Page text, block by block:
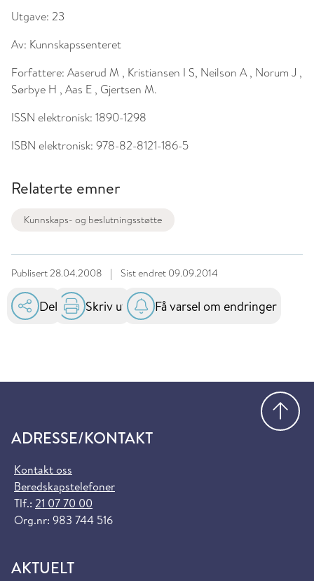
Utgave: 23
Av: Kunnskapssenteret
Forfattere: Aaserud M , Kristiansen I S, Neilson A , Norum J ,
Sørbye H , Aas E , Gjertsen M.
ISSN elektronisk: 1890-1298
ISBN elektronisk: 978-82-8121-186-5
Relaterte emner
Kunnskaps- og beslutningsstøtte
Publisert28.04.2008 | Sist endret 09.09.2014
Del Skriv ut Få varsel om endringer
ADRESSE/KONTAKT
Kontakt oss
Beredskapstelefoner
Tlf.: 21 07 70 00
Org.nr: 983 744 516
AKTUELT